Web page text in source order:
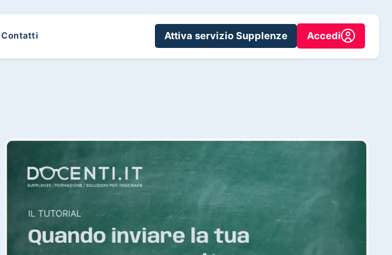
Contatti Attiva servizio Supplenze Accedi